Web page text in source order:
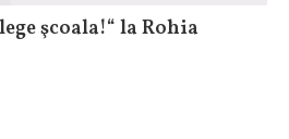
şcoala!“ la Rohia